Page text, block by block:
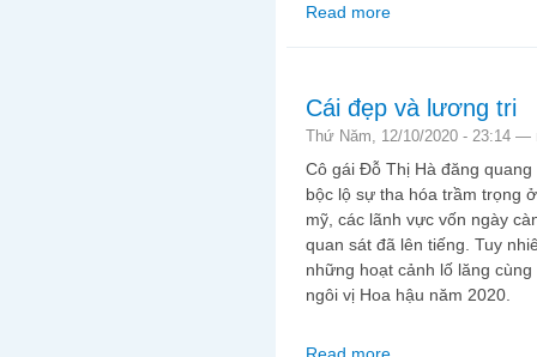
Read more
Cái đẹp và lương tri
Thứ Năm, 12/10/2020 - 23:14 —
Cô gái Đỗ Thị Hà đăng
bộc lộ sự tha hóa trầm trọng
mỹ, các lãnh vực vốn ngày
quan sát đã lên tiếng. Tuy
những hoạt cảnh lố lăng
ngôi vị Hoa hậu năm 2020.